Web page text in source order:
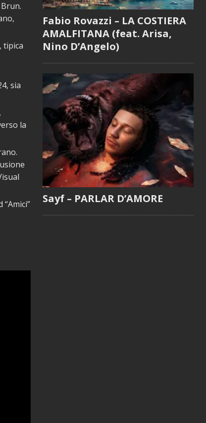
tipica
sia
la
Fabio Rovazzi – LA COSTIERA
AMALFITANA (feat. Arisa,
Nino D’Angelo)
Sayf – PARLAR D’AMORE